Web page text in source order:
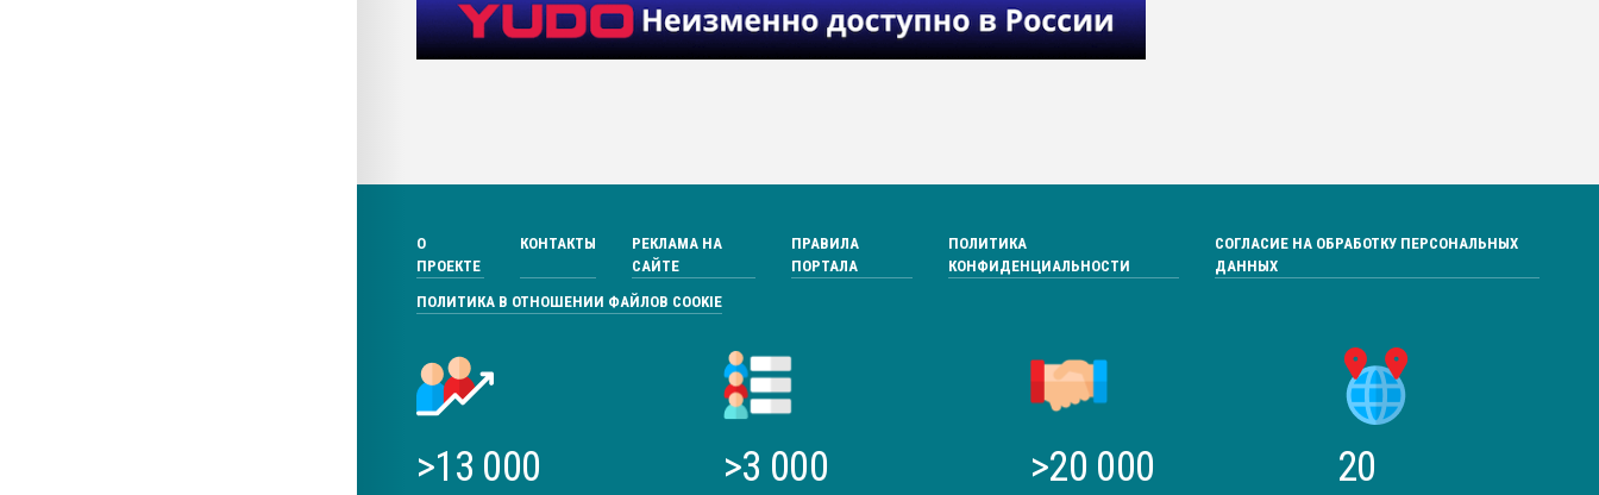
О
ПРОЕКТЕ
КОНТАКТЫ
РЕКЛАМА НА
САЙТЕ
ПРАВИЛА
ПОРТАЛА
ПОЛИТИКА
КОНФИДЕНЦИАЛЬНОСТИ
СОГЛАСИЕ НА ОБРАБОТКУ ПЕРСОНАЛЬНЫХ
ДАННЫХ
ПОЛИТИКА В ОТНОШЕНИИ ФАЙЛОВ COOKIE
>13 000 >3 000 >20 000 20